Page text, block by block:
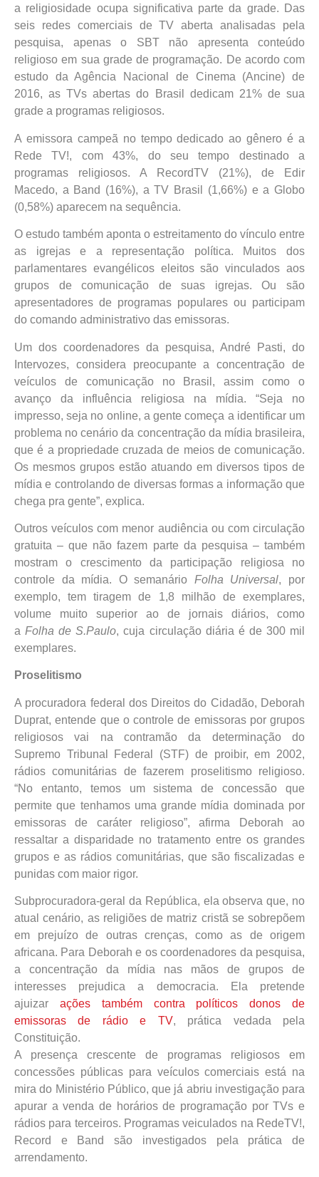
a religiosidade ocupa significativa parte da grade. Das
seis redes comerciais de TV aberta analisadas pela
pesquisa, apenas o SBT não apresenta conteúdo
religioso em sua grade de programação. De acordo com
estudo da Agência Nacional de Cinema (Ancine) de
2016, as TVs abertas do Brasil dedicam 21% de sua
grade a programas religiosos.
A emissora campeã no tempo dedicado ao gênero é a
Rede TV!, com 43%, do seu tempo destinado a
programas religiosos. A RecordTV (21%), de Edir
Macedo, a Band (16%), a TV Brasil (1,66%) e a Globo
(0,58%) aparecem na sequência.
O estudo também aponta o estreitamento do vínculo entre
as igrejas e a representação política. Muitos dos
parlamentares evangélicos eleitos são vinculados aos
grupos de comunicação de suas igrejas. Ou são
apresentadores de programas populares ou participam
do comando administrativo das emissoras.
Um dos coordenadores da pesquisa, André Pasti, do
Intervozes, considera preocupante a concentração de
veículos de comunicação no Brasil, assim como o
avanço da influência religiosa na mídia. “Seja no
impresso, seja no online, a gente começa a identificar um
problema no cenário da concentração da mídia brasileira,
que é a propriedade cruzada de meios de comunicação.
Os mesmos grupos estão atuando em diversos tipos de
mídia e controlando de diversas formas a informação que
chega pra gente”, explica.
Outros veículos com menor audiência ou com circulação
gratuita – que não fazem parte da pesquisa – também
mostram o crescimento da participação religiosa no
controle da mídia. O semanário Folha Universal, por
exemplo, tem tiragem de 1,8 milhão de exemplares,
volume muito superior ao de jornais diários, como
aFolha de S.Paulo, cuja circulação diária é de 300 mil
exemplares.
Proselitismo
A procuradora federal dos Direitos do Cidadão, Deborah
Duprat, entende que o controle de emissoras por grupos
religiosos vai na contramão da determinação do
Supremo Tribunal Federal (STF) de proibir, em 2002,
rádios comunitárias de fazerem proselitismo religioso.
“No entanto, temos um sistema de concessão que
permite que tenhamos uma grande mídia dominada por
emissoras de caráter religioso”, afirma Deborah ao
ressaltar a disparidade no tratamento entre os grandes
grupos e as rádios comunitárias, que são fiscalizadas e
punidas com maior rigor.
Subprocuradora-geral da República, ela observa que, no
atual cenário, as religiões de matriz cristã se sobrepõem
em prejuízo de outras crenças, como as de origem
africana. Para Deborah e os coordenadores da pesquisa,
a concentração da mídia nas mãos de grupos de
interesses prejudica a democracia. Ela pretende
ajuizar ações também contra políticos donos de
emissoras de rádio e TV, prática vedada pela
Constituição.
A presença crescente de programas religiosos em
concessões públicas para veículos comerciais está na
mira do Ministério Público, que já abriu investigação para
apurar a venda de horários de programação por TVs e
rádios para terceiros. Programas veiculados na RedeTV!,
Record e Band são investigados pela prática de
arrendamento.